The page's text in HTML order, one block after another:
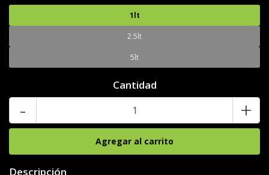
1lt
2.5lt
5lt
Cantidad
- +
Descripción